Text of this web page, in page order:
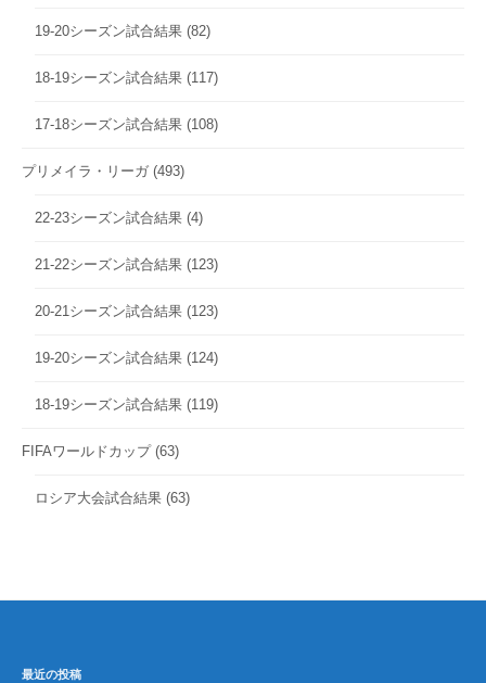
19-20シーズン試合結果 (82)
18-19シーズン試合結果 (117)
17-18シーズン試合結果 (108)
プリメイラ・リーガ (493)
22-23シーズン試合結果 (4)
21-22シーズン試合結果 (123)
20-21シーズン試合結果 (123)
19-20シーズン試合結果 (124)
18-19シーズン試合結果 (119)
FIFAワールドカップ(63)
ロシア大会試合結果 (63)
最近の投稿